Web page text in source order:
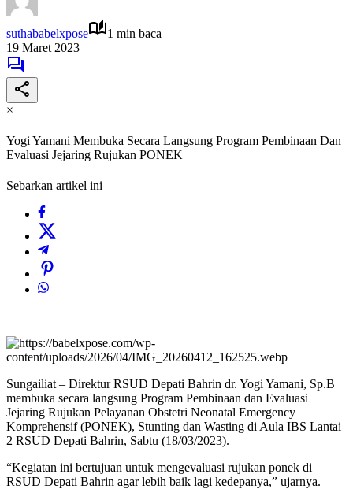
suthababelxpose
1 min baca
19 Maret 2023
×
Yogi Yamani Membuka Secara Langsung Program Pembinaan Dan
Evaluasi Jejaring Rujukan PONEK
Sebarkan artikel ini
Sungailiat – Direktur RSUD Depati Bahrin dr. Yogi Yamani, Sp.B
membuka secara langsung Program Pembinaan dan Evaluasi
Jejaring Rujukan Pelayanan Obstetri Neonatal Emergency
Komprehensif (PONEK), Stunting dan Wasting di Aula IBS Lantai
2 RSUD Depati Bahrin, Sabtu (18/03/2023).
“Kegiatan ini bertujuan untuk mengevaluasi rujukan ponek di
RSUD Depati Bahrin agar lebih baik lagi kedepanya,” ujarnya.